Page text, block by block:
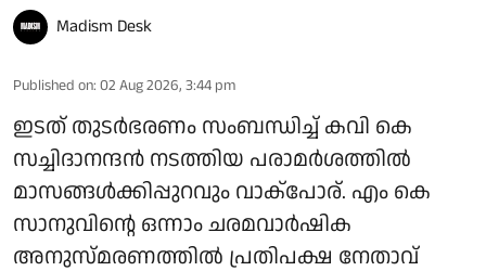
Madism Desk
Published on: 02 Aug 2026, 3:44 pm
ഇടത് തുടര്‍ഭരണം സംബന്ധിച്ച് കവി കെ
സച്ചിദാനന്ദന്‍ നടത്തിയ പരാമര്‍ശത്തില്‍
മാസങ്ങള്‍ക്കിപ്പുറവും വാക്പോര്. എം കെ
സാനുവിന്റെ ഒന്നാം ചരമവാര്‍ഷിക
അനുസ്മരണത്തില്‍ പ്രതിപക്ഷ നേതാവ്